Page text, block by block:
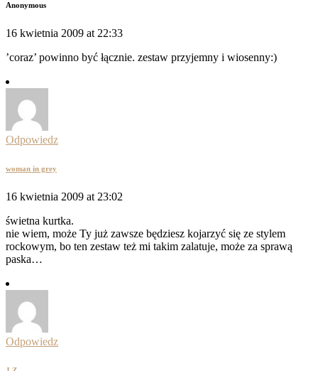
Anonymous
16 kwietnia 2009 at 22:33
’coraz’ powinno być łącznie. zestaw przyjemny i wiosenny:)
Odpowiedz
woman in grey
16 kwietnia 2009 at 23:02
świetna kurtka.
nie wiem, może Ty już zawsze będziesz kojarzyć się ze stylem
rockowym, bo ten zestaw też mi takim zalatuje, może za sprawą
paska…
Odpowiedz